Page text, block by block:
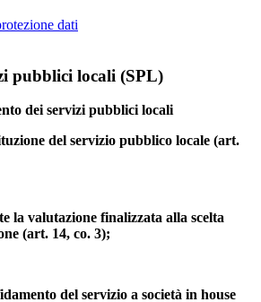
dati
pubblici locali (SPL)
dei servizi pubblici locali
del servizio pubblico locale (art.
la valutazione finalizzata alla scelta
(art. 14, co. 3);
del servizio a società in house